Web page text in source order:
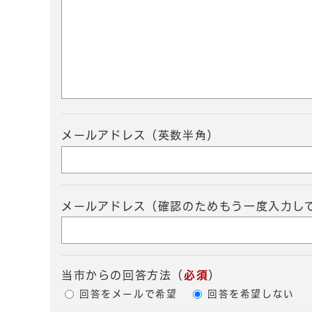
メールアドレス（英数半角）
メールアドレス（確認のためもう一度入力し
当市からの回答方法 （ 必須）
回答をメールで希望 回答を希望しない